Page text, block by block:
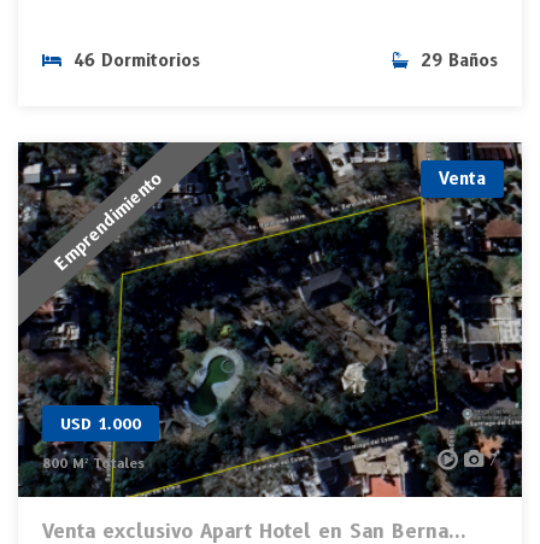
46 Dormitorios 29 Baños
Emprendimiento Venta
USD 1.000
800 M² Totales 7
Venta exclusivo Apart Hotel en San Berna...